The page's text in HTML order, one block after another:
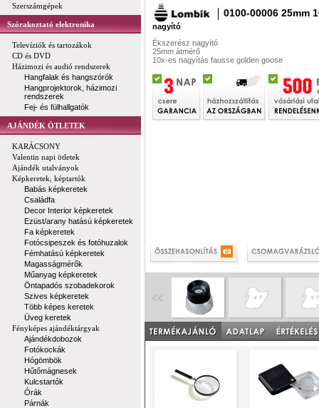
Szerszámgépek
Szórakoztató elektronika
Televíziók és tartozákok
CD és DVD
Házimozi és audió rendszerek
Hangfalak és hangszórók
Hangprojektorok, házimozi
rendszerek
Fej- és fülhallgatók
AJÁNDÉK ÖTLETEK
KARÁCSONY
Valentin napi ötletek
Ajándék utalványok
Képkeretek, képtartók
Babás képkeretek
Családfa
Decor Interior képkeretek
Ezüst/arany hatású képkeretek
Fa képkeretek
Fotócsipeszek és fotóhuzalok
Fémhatású képkeretek
Magasságmérők
Műanyag képkeretek
Öntapadós szobadekorok
Szives képkeretek
Több képes keretek
Üveg keretek
Fényképes ajándéktárgyak
Ajándékdobozok
Fotókockák
Hógömbök
Hűtőmágnesek
Kulcstartók
Órák
Párnák
0100-00006 25mm
nagyító
Ékszerész nagyító
25mm átmérő
10x-es nagyítás fausse golden goose